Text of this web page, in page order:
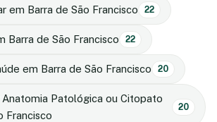
em Barra de São Francisco 22
Barra de São Francisco 22
em Barra de São Francisco 20
Patológica ou Citopato
Francisco
20